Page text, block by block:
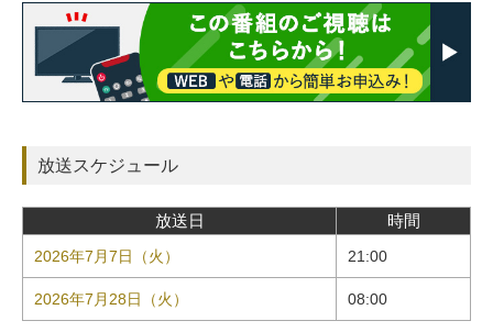
放送スケジュール
放送日 時間
2026年7月7日（火） 21:00
2026年7月28日（火） 08:00